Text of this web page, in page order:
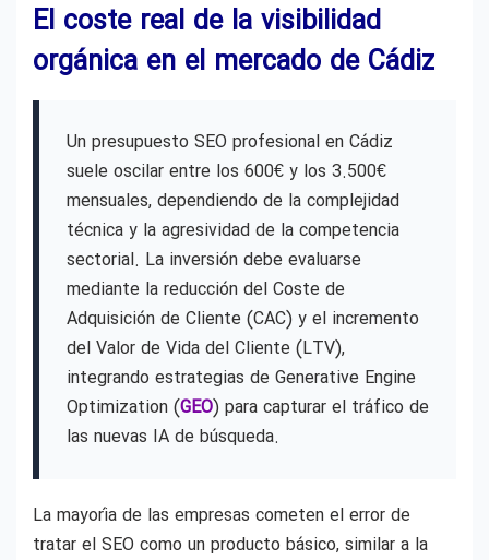
El coste real de la visibilidad
orgánica en el mercado de Cádiz
Un presupuesto SEO profesional en Cádiz
suele oscilar entre los 600€ y los 3.500€
mensuales, dependiendo de la complejidad
técnica y la agresividad de la competencia
sectorial. La inversión debe evaluarse
mediante la reducción del Coste de
Adquisición de Cliente (CAC) y el incremento
del Valor de Vida del Cliente (LTV),
integrando estrategias de Generative Engine
Optimization (GEO) para capturar el tráfico de
las nuevas IA de búsqueda.
La mayoría de las empresas cometen el error de
tratar el SEO como un producto básico, similar a la